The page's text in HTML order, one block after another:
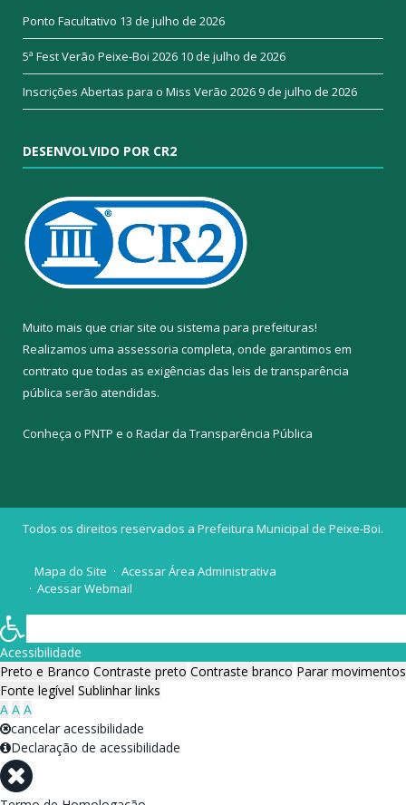
Ponto Facultativo 13 de julho de 2026
5ª Fest Verão Peixe-Boi 2026 10 de julho de 2026
Inscrições Abertas para o Miss Verão 20269 de julho de 2026
DESENVOLVIDO POR CR2
Muito mais que criar site ou sistema para prefeituras!
Realizamos uma assessoria completa, onde garantimos em
contrato que todas as exigências das leis de transparência
pública serão atendidas.
Conheça o PNTP e o Radar da Transparência Pública
Todos os direitos reservados a Prefeitura Municipal de Peixe-Boi.
Mapa do Site
Acessar Área Administrativa
Acessar Webmail
Acessibilidade
Preto e Branco Contraste preto Contraste branco Parar movimentos
Fonte legível Sublinhar links
A A A
cancelar acessibilidade
Declaração de acessibilidade